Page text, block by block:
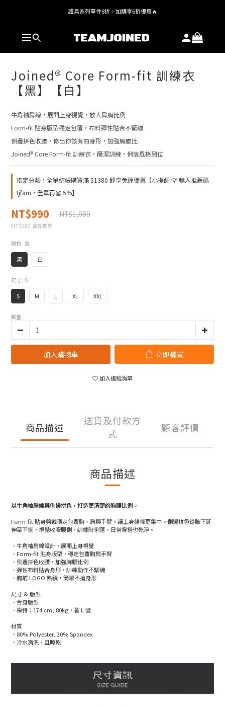
全館 $1,380 即享免運
護具系列單件8折，加購享6折優惠🔥
全館 $1,380 即享免運
Joined® Core Form-fit 訓練衣
【黑】【白】
牛角袖肩線，展開上身視覺，放大肩胸比例
Form-fit 貼身版型穩定包覆，布料彈性貼合不緊繃
側邊拼色收腰，修出你該有的身形，加強胸腰比
Joined® Core Form-fit 訓練衣，簡潔訓練，俐落風格到位
指定分類，全單結帳購買滿 $1380 即享免運優惠【小提醒 💡 輸入推薦碼
tjfam，全單再省 5%】
NT$990 NT$1,080
NT$980 會員獨享
顏色 : 黑
黑 白
尺寸 : S
S M L XL XXL
數量
加入購物車 立即購買
加入追蹤清單
商品描述
送貨及付款方
式
顧客評價
商品描述
以牛角袖肩線與側邊拼色，打造更清楚的胸腰比例。
Form-fit 貼身剪裁穩定包覆胸、肩與手臂，讓上身線條更集中。側邊拼色從腋下延
伸至下擺，視覺收窄腰側，訓練時俐落，日常穿搭也乾淨。
．牛角袖肩線設計，展開上身視覺
．Form-fit 貼身版型，穩定包覆胸肩手臂
．側邊拼色收腰，加強胸腰比例
．彈性布料貼合身形，訓練動作不緊繃
．胸前 LOGO 點綴，簡潔不搶身形
尺寸 & 版型
．合身版型
．模特：174 cm, 80kg，著 L 號
材質
．80% Polyester, 20% Spandex
．冷水清洗，且晾乾